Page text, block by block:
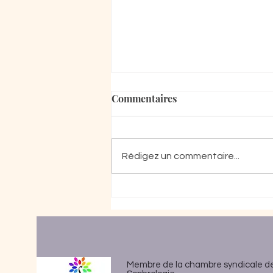
Commentaires
Rédigez un commentaire...
Membre de la chambre syndicale